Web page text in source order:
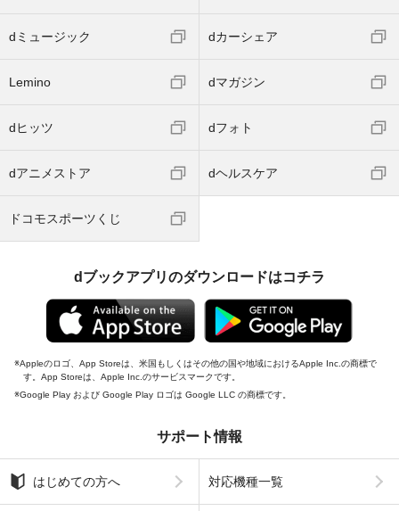
dミュージック dカーシェア
Lemino dマガジン
dヒッツ dフォト
dアニメストア dヘルスケア
ドコモスポーツくじ
dブックアプリのダウンロードはコチラ
Appleのロゴ、App Storeは、米国もしくはその他の国や地域におけるApple Inc.の商標で
す。App Storeは、Apple Inc.のサービスマークです。
Google Play および Google Play ロゴは Google LLC の商標です。
サポート情報
はじめての方へ 対応機種一覧